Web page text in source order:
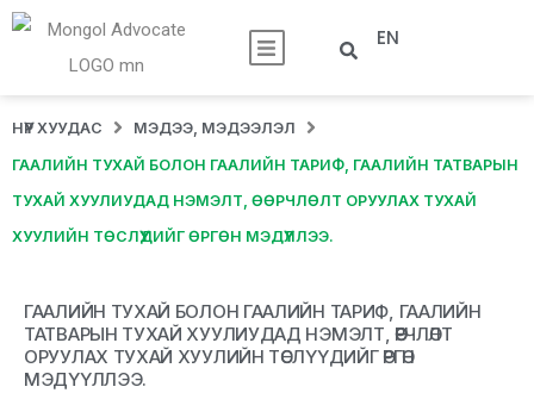
EN
НҮҮР ХУУДАС МЭДЭЭ, МЭДЭЭЛЭЛ
ГААЛИЙН ТУХАЙ БОЛОН ГААЛИЙН ТАРИФ, ГААЛИЙН ТАТВАРЫН
ТУХАЙ ХУУЛИУДАД НЭМЭЛТ, ӨӨРЧЛӨЛТ ОРУУЛАХ ТУХАЙ
ХУУЛИЙН ТӨСЛҮҮДИЙГ ӨРГӨН МЭДҮҮЛЛЭЭ.
ГААЛИЙН ТУХАЙ БОЛОН ГААЛИЙН ТАРИФ, ГААЛИЙН
ТАТВАРЫН ТУХАЙ ХУУЛИУДАД НЭМЭЛТ, ӨӨРЧЛӨЛТ
ОРУУЛАХ ТУХАЙ ХУУЛИЙН ТӨСЛҮҮДИЙГ ӨРГӨН
МЭДҮҮЛЛЭЭ.